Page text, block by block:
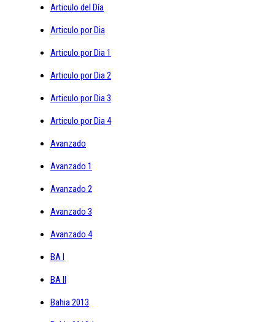
Articulo del Día
Articulo por Dia
Articulo por Dia 1
Articulo por Dia 2
Articulo por Dia 3
Articulo por Dia 4
Avanzado
Avanzado 1
Avanzado 2
Avanzado 3
Avanzado 4
BA I
BA II
Bahia 2013